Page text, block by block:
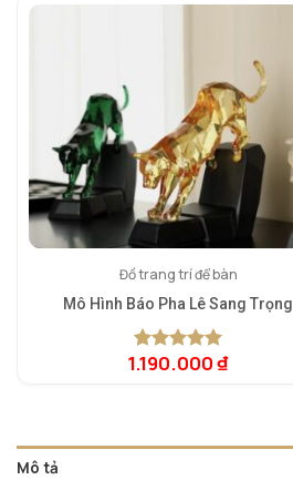
Đồ trang trí để bàn
Mô Hình Báo Pha Lê Sang Trọng
5.00trên 5
1
1.190.000₫
Mô tả